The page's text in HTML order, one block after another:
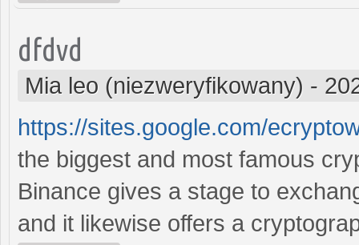
dfdvd
Mia leo (niezweryfikowany) -
https://sites.google.com/
the biggest and most famous
Binance gives a stage to
and it likewise offers a